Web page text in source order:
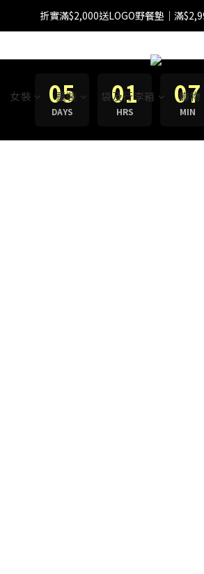
【FINAL SALE】指定商品
折實滿$2,000送LOGO野餐墊｜滿
女裝 童裝 袋及行李箱 飾物
05
DAYS
01
HRS
07
MIN